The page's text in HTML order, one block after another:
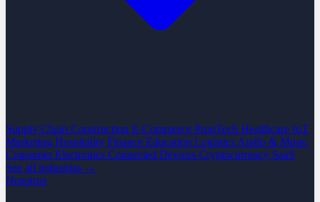
Supply Chain Construction E-Commerce PropTech Healthcare IoT
Marketing Hospitality Finance Education Logistics Audio & Music
Consumer Electronics Connected Devices Cryptocurrency SaaS
See all industrias →
Nosotros